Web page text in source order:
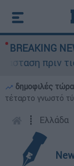
BREAKING
πριν τις
δημοφιλές
τέταρτο γνωστό
┋ Ελλάδα